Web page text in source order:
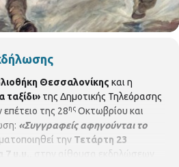
Θεσσαλονίκης και η
ταξίδι» της Δημοτικής Τηλεόρασης
της 28ης Οκτωβρίου και
«Συγγραφείς αφηγούνται το
την Τετάρτη 23
7 μ.μ.,
στην αίθουσα εκδηλώσεων